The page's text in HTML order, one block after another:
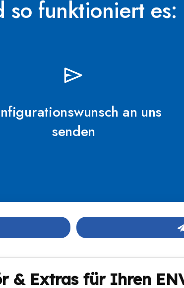
Titan No-Fault™
Leichte Pflege,
so funktioniert es:
an uns
senden